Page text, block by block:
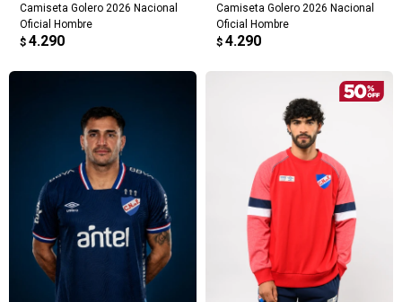
Camiseta Golero 2026 Nacional
Oficial Hombre
$ 4.290
Camiseta Golero 2026 Nacional
Oficial Hombre
$ 4.290